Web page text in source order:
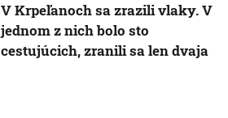
V Krpeľanoch sa zrazili vlaky. V
jednom z nich bolo sto
cestujúcich, zranili sa len dvaja